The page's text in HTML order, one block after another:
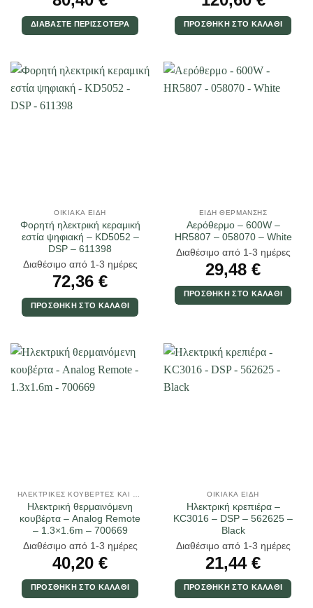
ΔΙΑΒΆΣΤΕ ΠΕΡΙΣΣΌΤΕΡΑ ΠΡΟΣΘΉΚΗ ΣΤΟ ΚΑΛΆΘΙ
ΟΙΚΙΑΚΆ ΕΊΔΗ
Φορητή ηλεκτρική κεραμική
εστία ψηφιακή – KD5052 –
DSP – 611398
Διαθέσιμο από 1-3 ημέρες
72,36 €
ΠΡΟΣΘΉΚΗ ΣΤΟ ΚΑΛΆΘΙ
ΕΊΔΗ ΘΈΡΜΑΝΣΗΣ
Αερόθερμο – 600W –
HR5807 – 058070 – White
Διαθέσιμο από 1-3 ημέρες
29,48 €
ΠΡΟΣΘΉΚΗ ΣΤΟ ΚΑΛΆΘΙ
ΗΛΕΚΤΡΙΚΈΣ ΚΟΥΒΈΡΤΕΣ ΚΑΙ ΥΠΟΣΤΡΏΜΑΤΑ
Ηλεκτρική θερμαινόμενη
κουβέρτα – Analog Remote
– 1.3×1.6m – 700669
Διαθέσιμο από 1-3 ημέρες
40,20 €
ΠΡΟΣΘΉΚΗ ΣΤΟ ΚΑΛΆΘΙ
ΟΙΚΙΑΚΆ ΕΊΔΗ
Ηλεκτρική κρεπιέρα –
KC3016 – DSP – 562625 –
Black
Διαθέσιμο από 1-3 ημέρες
21,44 €
ΠΡΟΣΘΉΚΗ ΣΤΟ ΚΑΛΆΘΙ